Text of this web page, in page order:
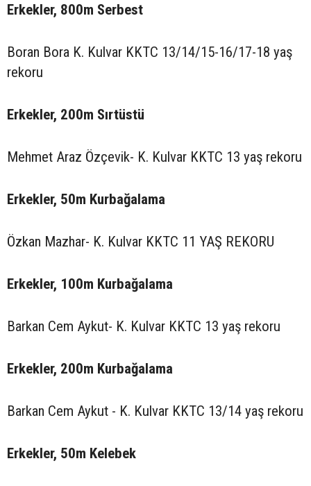
Erkekler, 800m Serbest
Boran Bora K. Kulvar KKTC 13/14/15-16/17-18 yaş
rekoru
Erkekler, 200m Sırtüstü
Mehmet Araz Özçevik- K. Kulvar KKTC 13 yaş rekoru
Erkekler, 50m Kurbağalama
Özkan Mazhar- K. Kulvar KKTC 11 YAŞ REKORU
Erkekler, 100m Kurbağalama
Barkan Cem Aykut- K. Kulvar KKTC 13 yaş rekoru
Erkekler, 200m Kurbağalama
Barkan Cem Aykut - K. Kulvar KKTC 13/14 yaş rekoru
Erkekler, 50m Kelebek